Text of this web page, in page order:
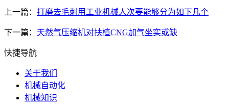
上一篇： 打磨去毛刺用工业机械人次要能够分为如下几个
下一篇： 天然气压缩机对扶植CNG加气坐实或缺
快捷导航
关于我们
机械自动化
机械知识